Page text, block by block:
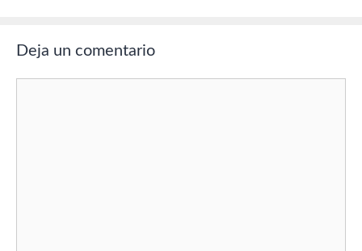
Deja un comentario